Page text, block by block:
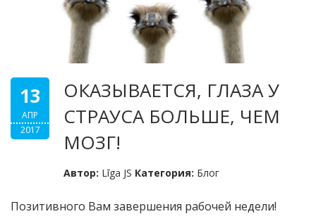
13
АПР
2017
ОКАЗЫВАЕТСЯ, ГЛАЗА У
СТРАУСА БОЛЬШЕ, ЧЕМ
МОЗГ!
Автор: Līga JS Категория: Блог
Позитивного Вам завершения рабочей недели!